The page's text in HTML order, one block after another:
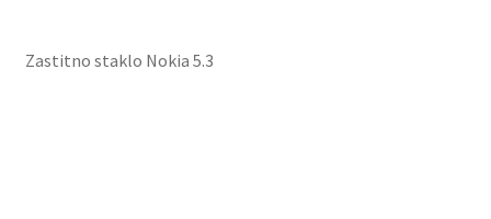
Zastitno staklo Nokia 5.3